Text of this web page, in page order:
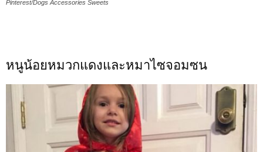
Pinterest/Dogs Accessories Sweets
หนูน้อยหมวกแดงและหมาไซจอมซน